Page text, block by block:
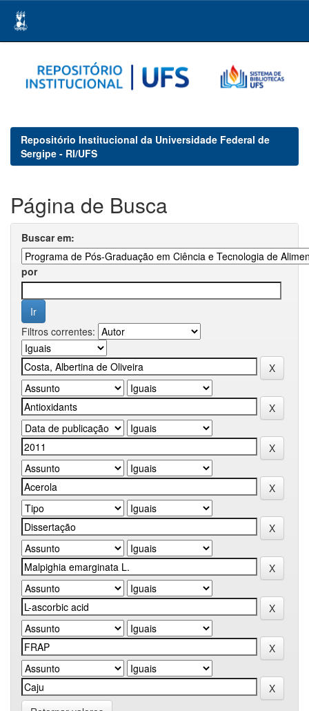
navigation
Repositório Institucional da Universidade Federal de
Sergipe - RI/UFS
Página de Busca
Buscar em:
por
Filtros correntes: